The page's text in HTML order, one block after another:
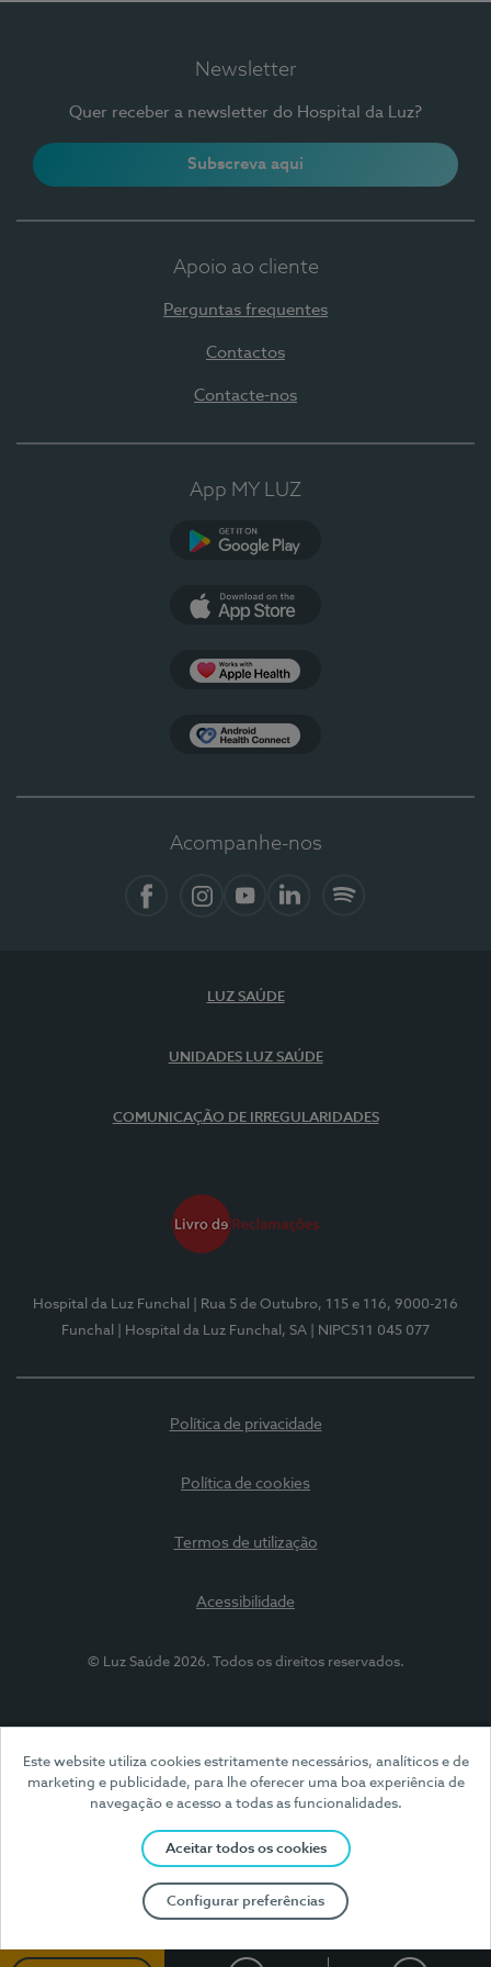
Este website utiliza cookies estritamente necessários, analíticos e de
marketing e publicidade, para lhe oferecer uma boa experiência de
navegação e acesso a todas as funcionalidades.
Aceitar todos os cookies
Configurar preferências
Newsletter
Quer receber a newsletter do Hospital da Luz?
Subscreva aqui
Apoio ao cliente
Perguntas frequentes
Contactos
Contacte-nos
App MY LUZ
Acompanhe-nos
LUZ SAÚDE
UNIDADES LUZ SAÚDE
COMUNICAÇÃO DE IRREGULARIDADES
Hospital da Luz Funchal
| Rua 5 de Outubro, 115 e 116, 9000-216
Funchal
| Hospital da Luz Funchal, SA | NIPC511 045 077
Política de privacidade
Política de cookies
Termos de utilização
Acessibilidade
© Luz Saúde 2026. Todos os direitos reservados.